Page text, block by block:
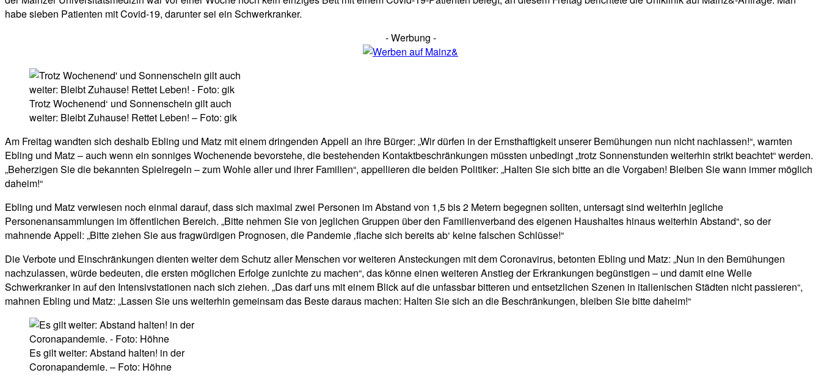
habe sieben Patienten mit Covid-19, darunter sei ein Schwerkranker.
- Werbung -
Trotz Wochenend‘ und Sonnenschein gilt auch
weiter: Bleibt Zuhause! Rettet Leben! – Foto: gik
Am Freitag wandten sich deshalb Ebling und Matz mit einem dringenden Appell an ihre Bürger: „Wir dürfen in der Ernsthaftigkeit unserer Bemühungen nun nicht nachlassen!“, warnten
Ebling und Matz – auch wenn ein sonniges Wochenende bevorstehe, die bestehenden Kontaktbeschränkungen müssten unbedingt „trotz Sonnenstunden weiterhin strikt beachtet“ werden.
„Beherzigen Sie die bekannten Spielregeln – zum Wohle aller und ihrer Familien“, appellieren die beiden Politiker: „Halten Sie sich bitte an die Vorgaben! Bleiben Sie wann immer möglich
daheim!“
Ebling und Matz verwiesen noch einmal darauf, dass sich maximal zwei Personen im Abstand von 1,5 bis 2 Metern begegnen sollten, untersagt sind weiterhin jegliche
Personenansammlungen im öffentlichen Bereich. „Bitte nehmen Sie von jeglichen Gruppen über den Familienverband des eigenen Haushaltes hinaus weiterhin Abstand“, so der
mahnende Appell: „Bitte ziehen Sie aus fragwürdigen Prognosen, die Pandemie ‚flache sich bereits ab‘ keine falschen Schlüsse!“
Die Verbote und Einschränkungen dienten weiter dem Schutz aller Menschen vor weiteren Ansteckungen mit dem Coronavirus, betonten Ebling und Matz: „Nun in den Bemühungen
nachzulassen, würde bedeuten, die ersten möglichen Erfolge zunichte zu machen“, das könne einen weiteren Anstieg der Erkrankungen begünstigen – und damit eine Welle
Schwerkranker in auf den Intensivstationen nach sich ziehen. „Das darf uns mit einem Blick auf die unfassbar bitteren und entsetzlichen Szenen in italienischen Städten nicht passieren“,
mahnen Ebling und Matz: „Lassen Sie uns weiterhin gemeinsam das Beste daraus machen: Halten Sie sich an die Beschränkungen, bleiben Sie bitte daheim!“
Es gilt weiter: Abstand halten! in der
Coronapandemie. – Foto: Höhne